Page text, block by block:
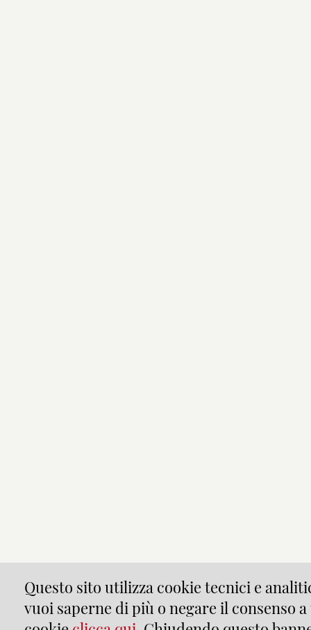
Questo sito utilizza cookie tecnici e
vuoi saperne di più o negare il consenso